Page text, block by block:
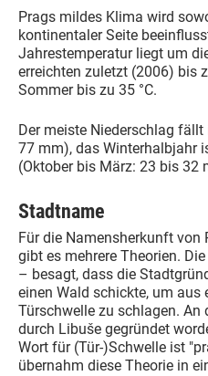
Prags mildes Klima wird
kontinentaler Seite
Jahrestemperatur liegt um
erreichten zuletzt (2006) bis
Sommer bis zu 35 °C.
Der meiste Niederschlag
77 mm), das Winterhalbjahr
(Oktober bis März: 23 bis 32
Stadtname
Für die Namensherkunft von
gibt es mehrere Theorien.
– besagt, dass die
einen Wald schickte, um aus
Türschwelle zu schlagen. An
durch Libuše gegründet
Wort für (Tür-)Schwelle ist
übernahm diese Theorie in